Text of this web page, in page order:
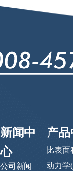
新闻中
心
公司新闻
产
比表面
动力学